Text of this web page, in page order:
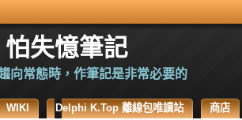
失憶筆記
向常態時，作筆記是非常必要的
WIKI Delphi K.Top 離線包唯讀站 商店